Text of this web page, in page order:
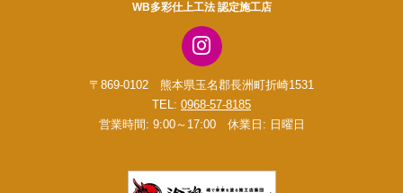
WB多彩仕上工法 認定施工店
〒869-0102 熊本県玉名郡長洲町折崎1531
TEL: 0968-57-8185
営業時間: 9:00～17:00 休業日: 日曜日